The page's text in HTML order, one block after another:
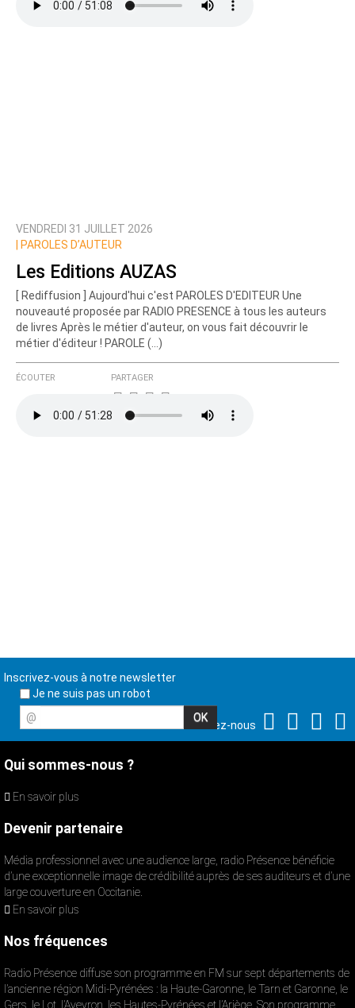
VENDREDI 31 JUILLET 2026
PAROLES D’AUTEUR
Les Editions AUZAS
[ Rediffusion ] Aujourd'hui c'est PAROLES D'EDITEUR Une
nouveauté proposée par RADIO PRESENCE à tous les auteurs
de livres Après le métier d'auteur, on vous fait découvrir le
métier d'éditeur ! PAROLE (…)
ÉCOUTER PARTAGER
Inscrivez-vous à notre newsletter
Je ne suis pas un robot
@
Suivez-nous
Qui sommes-nous ?
En savoir plus
Devenir partenaire
Média professionnel avec une audience large, radio Présence bénéficie
d’une exceptionnelle image de crédibilité auprès de ses auditeurs et d’une
large couverture en Occitanie.
En savoir plus
Nos fréquences
Radio Présence diffuse son programme en FM sur sept départements de
l’ancienne région Midi-Pyrénées : la Haute-Garonne, le Tarn et Garonne, le
Gers, le Lot, l’Aveyron, les Hautes-Pyrénées et l’Ariège. Son programme